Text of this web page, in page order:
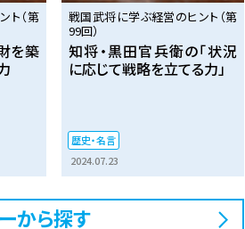
ト（第
を築
戦国武将に学ぶ経営のヒント（第
99回）
知将・黒田官兵衛の「状況
に応じて戦略を立てる力」
歴史・名言
2024.07.23
から探す